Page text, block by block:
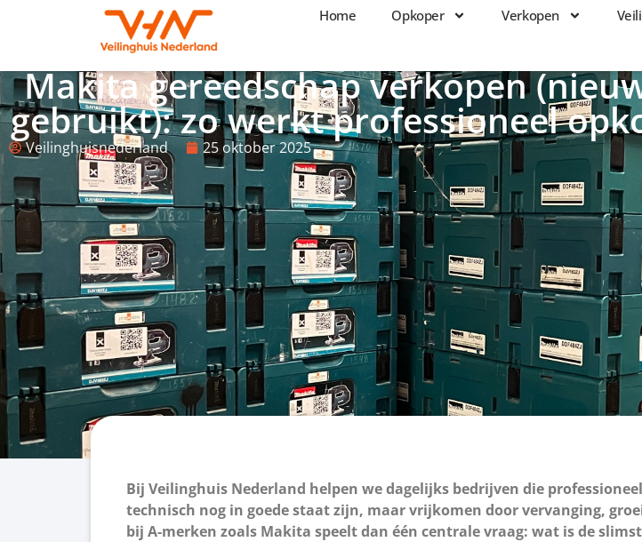
Home Opkoper Verkopen
Home Opkoper
Makita gereedschap verkopen
gebruikt): zo werkt professioneel
Veilinghuisnederland 25 oktober 2025
Bij Veilinghuis Nederland helpen we dagelijks bedrijven die
technisch nog in goede staat zijn, maar vrijkomen door vervanging,
bij A-merken zoals Makita speelt dan één centrale vraag: wat is de